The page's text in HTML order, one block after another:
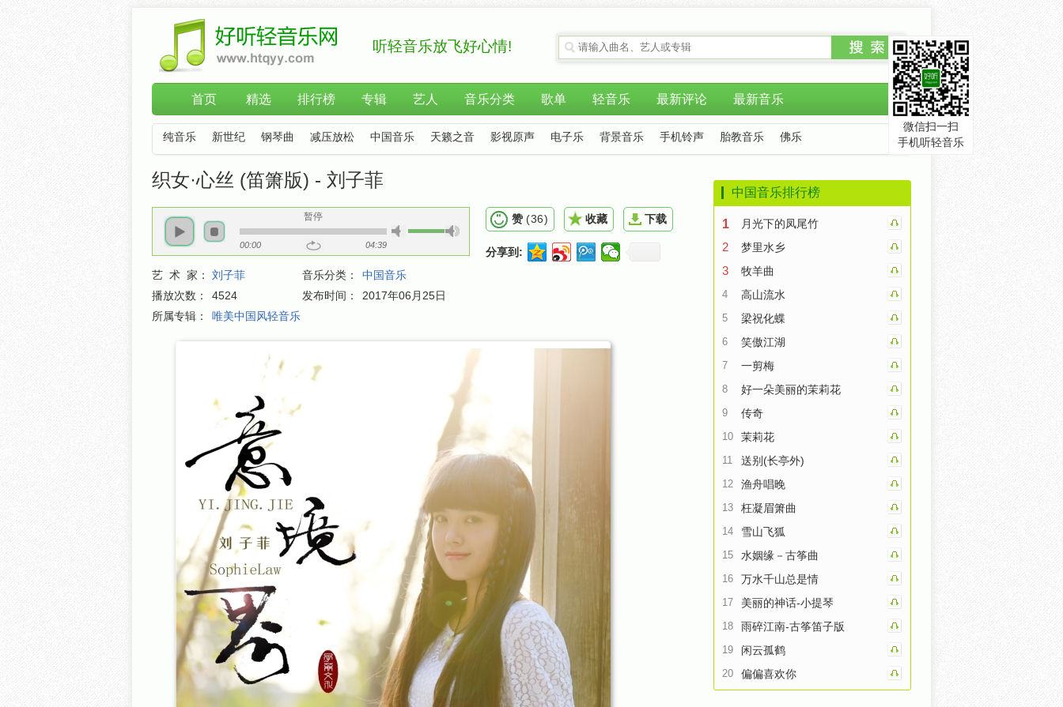
听轻音乐放飞好心情!
首页 精选 排行榜 专辑 艺人 音乐分类 歌单 轻音乐 最新评论 最新音乐
纯音乐 新世纪 钢琴曲 减压放松 中国音乐 天籁之音 影视原声 电子乐 背景音乐 手机铃声 胎教音乐 佛乐
织女·心丝 (笛箫版) - 刘子菲
暂停
00:00 04:39
艺 术 家： 刘子菲 音乐分类：
中国音乐
播放次数：
4524 发布时间：
2017年06月25日
所属专辑：
唯美中国风轻音乐
赞 (36) 收藏 下载
分享到:
中国音乐排行榜
1 月光下的凤尾竹
2 梦里水乡
3 牧羊曲
4 高山流水
5 梁祝化蝶
6 笑傲江湖
7 一剪梅
8 好一朵美丽的茉莉花
9 传奇
10 茉莉花
11 送别(长亭外)
12 渔舟唱晚
13 枉凝眉箫曲
14 雪山飞狐
15 水姻缘－古筝曲
16 万水千山总是情
17 美丽的神话-小提琴
18 雨碎江南-古筝笛子版
19 闲云孤鹤
20 偏偏喜欢你
微信扫一扫
手机听轻音乐